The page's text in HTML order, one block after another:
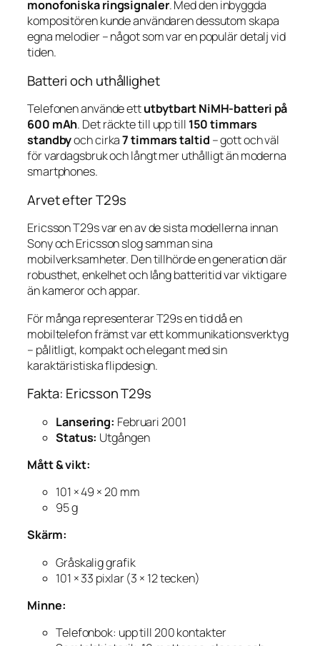
monofoniska ringsignaler. Med den inbyggda
kompositören kunde användaren dessutom skapa
egna melodier – något som var en populär detalj vid
tiden.
Batteri och uthållighet
Telefonen använde ettutbytbart NiMH-batteri på
600 mAh. Det räckte till upp till 150 timmars
standbyoch cirka7 timmars taltid – gott och väl
för vardagsbruk och långt mer uthålligt än moderna
smartphones.
Arvet efter T29s
Ericsson T29s var en av de sista modellerna innan
Sony och Ericsson slog samman sina
mobilverksamheter. Den tillhörde en generation där
robusthet, enkelhet och lång batteritid var viktigare
än kameror och appar.
För många representerar T29s en tid då en
mobiltelefon främst var ett kommunikationsverktyg
– pålitligt, kompakt och elegant med sin
karaktäristiska flipdesign.
Fakta: Ericsson T29s
Lansering: Februari 2001
Status: Utgången
Mått & vikt:
101 × 49 × 20 mm
95 g
Skärm:
Gråskalig grafik
101 × 33 pixlar (3 × 12 tecken)
Minne:
Telefonbok: upp till 200 kontakter